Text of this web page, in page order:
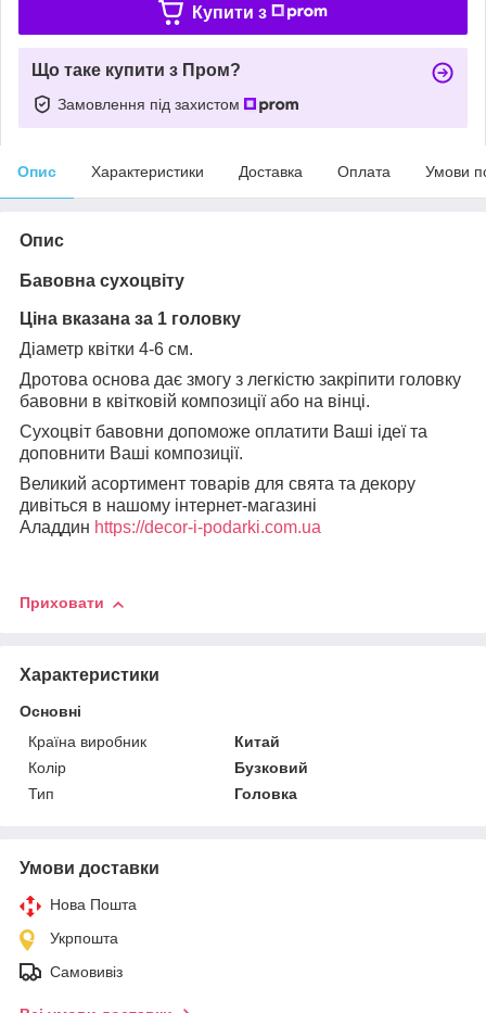
Купити з
Що таке купити з Пром?
Замовлення під захистом
Опис Характеристики Доставка Оплата Умови
Опис
Бавовна сухоцвіту
Ціна вказана за 1 головку
Діаметр квітки 4-6 см.
Дротова основа дає змогу з легкістю закріпити головку
бавовни в квітковій композиції або на вінці.
Сухоцвіт бавовни допоможе оплатити Ваші ідеї та
доповнити Ваші композиції.
Великий асортимент товарів для свята та декору
дивіться в нашому інтернет-магазині
Аладдин https://decor-i-podarki.com.ua
Приховати
Характеристики
Основні
Країна виробник
Китай
Колір
Бузковий
Тип
Головка
Умови доставки
Нова Пошта
Укрпошта
Самовивіз